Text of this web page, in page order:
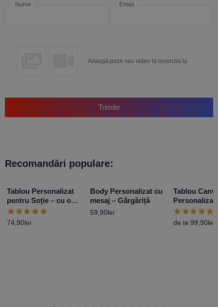
Nume Email
Adaugă poze sau video la recenzia ta
Trimite
Recomandări populare:
Tablou Personalizat
pentru Soție – cu o
poză și mesaj –
30x40cm
74,90lei
Body Personalizat cu
mesaj – Gărgăriță
59,90lei
Tablou
Personalizat
poze
de la99,90lei